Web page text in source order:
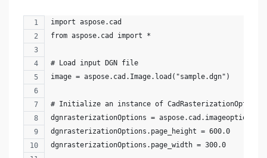
import aspose.cad
from aspose.cad import *
# Load input DGN file
image = aspose.cad.Image.load("sample.dgn")
# Initialize an instance of
dgnrasterizationOptions =
dgnrasterizationOptions.page_height = 600.0
dgnrasterizationOptions.page_width = 300.0